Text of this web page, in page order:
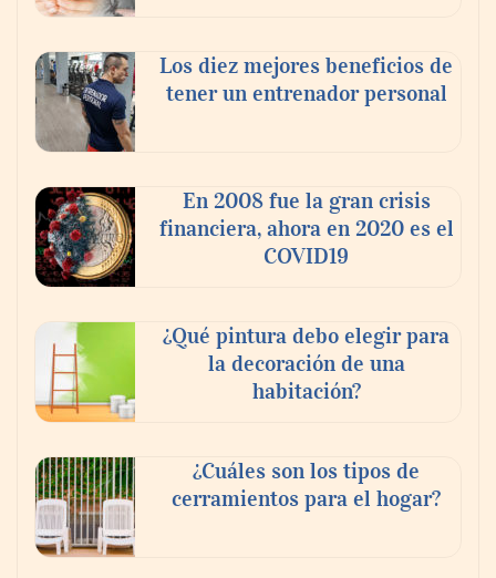
Los diez mejores beneficios de
tener un entrenador personal
En 2008 fue la gran crisis
financiera, ahora en 2020 es el
COVID19
¿Qué pintura debo elegir para
la decoración de una
habitación?
¿Cuáles son los tipos de
cerramientos para el hogar?